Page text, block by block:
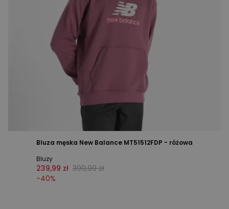
Bluza męska New Balance MT51512FDP - różowa
Bluzy
239,99 zł 399,99 zł
-40%